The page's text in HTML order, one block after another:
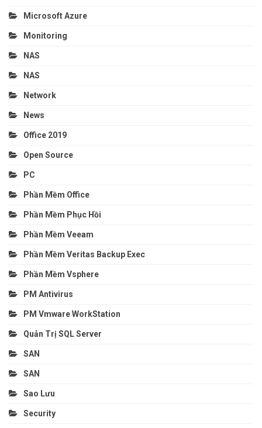
Microsoft Azure
Monitoring
NAS
NAS
Network
News
Office 2019
Open Source
PC
Phần Mềm Office
Phần Mềm Phục Hồi
Phần Mềm Veeam
Phần Mềm Veritas Backup Exec
Phần Mềm Vsphere
PM Antivirus
PM Vmware WorkStation
Quản Trị SQL Server
SAN
SAN
Sao Lưu
Security